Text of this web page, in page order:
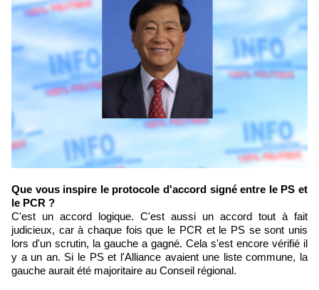
Que vous inspire le protocole d'accord signé entre le PS et
le PCR ?
C'est un accord logique. C'est aussi un accord tout à fait
judicieux, car à chaque fois que le PCR et le PS se sont unis
lors d'un scrutin, la gauche a gagné. Cela s'est encore vérifié il
y a un an. Si le PS et l'Alliance avaient une liste commune, la
gauche aurait été majoritaire au Conseil régional.